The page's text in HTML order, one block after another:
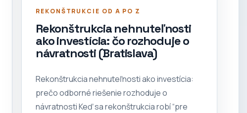
REKONŠTRUKCIE OD A PO Z
Rekonštrukcia nehnuteľnosti
ako investícia: čo rozhoduje o
návratnosti (Bratislava)
Rekonštrukcia nehnuteľnosti ako investícia:
prečo odborné riešenie rozhoduje o
návratnosti Keď sa rekonštrukcia robí “pre